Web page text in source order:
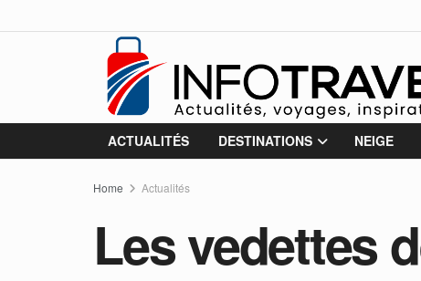
ACTUALITÉS DESTINATIONS NEIGE
Home Actualités
Les vedettes